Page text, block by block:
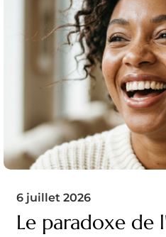
6 juillet 2026
Le paradoxe de